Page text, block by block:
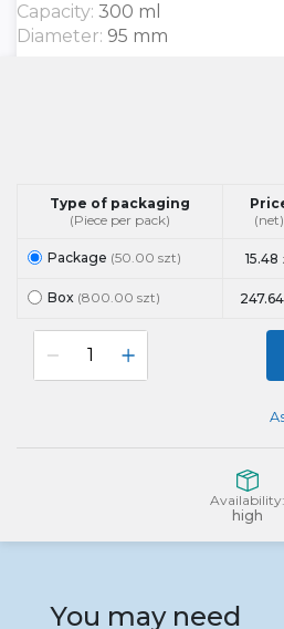
Capacity: 300 ml
Diameter: 95 mm
Type of packaging
(Piece per pack)
(net)
Package (50.00 szt) 15.48
Box (800.00 szt) 247.64
Availability:
high
You may need